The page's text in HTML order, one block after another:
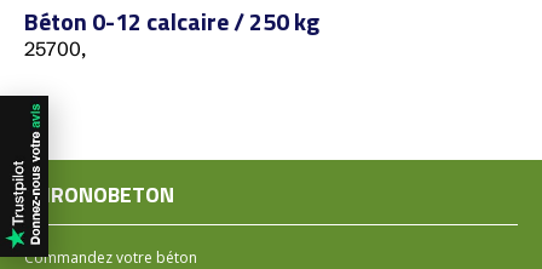
Béton 0-12 calcaire / 250 kg
25700,
CHRONOBETON
Commandez votre béton